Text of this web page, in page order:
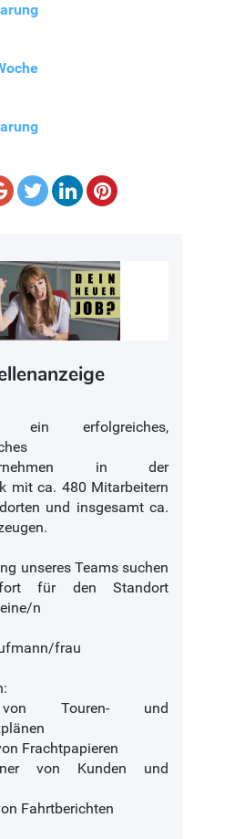
erfolgreiches,
in der
mit ca. 480 Mitarbeitern
und insgesamt ca.
unseres Teams suchen
für den Standort
n
frau
von Touren- und
Frachtpapieren
von Kunden und
Fahrtberichten